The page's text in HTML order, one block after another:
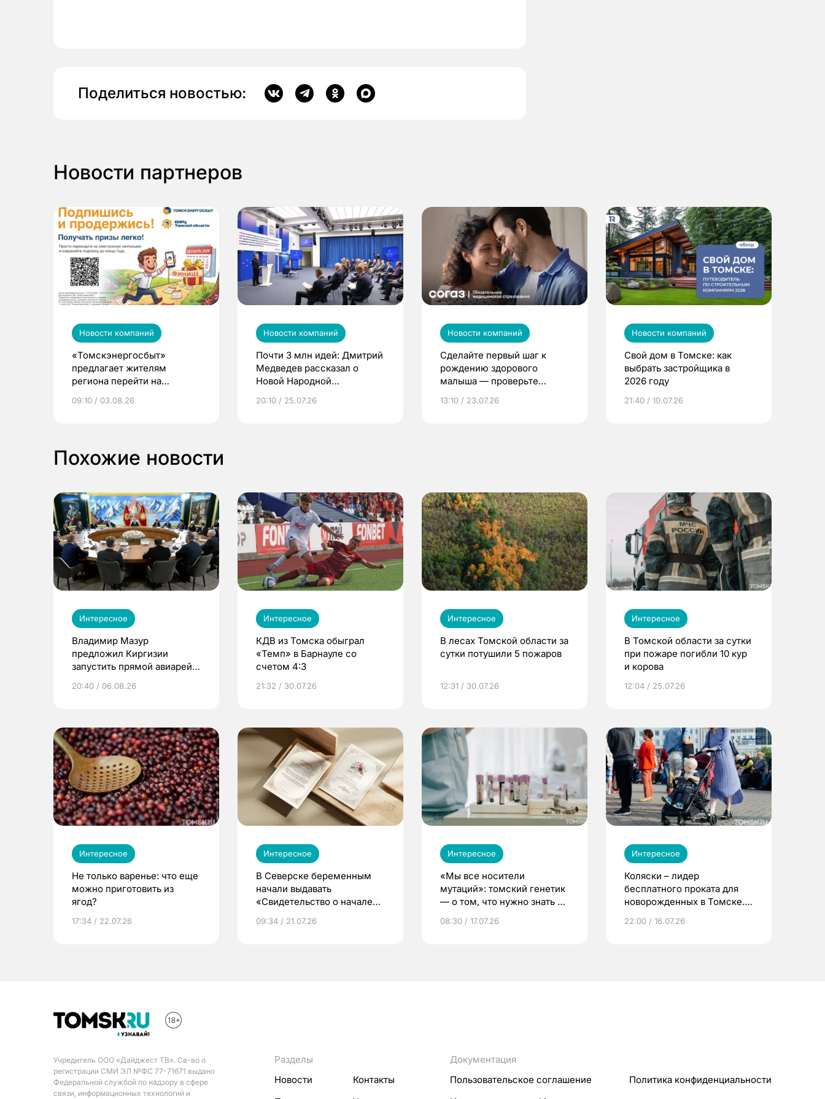
Поделиться новостью:
Новости партнеров
Новости компаний
«Томскэнергосбыт»
предлагает жителям
региона перейти на
выиграть призы
09:10 / 03.08.26
Новости компаний
Почти 3 млн идей: Дмитрий
Медведев рассказал о
Новой Народной
20:10 / 25.07.26
Новости компаний
Сделайте первый шаг к
рождению здорового
малыша — проверьте
по ОМС!
13:10 / 23.07.26
Новости компаний
Свой дом в Томске: как
выбрать застройщика в
2026 году
21:40 / 10.07.26
Похожие новости
Интересное
Владимир Мазур
предложил Киргизии
запустить прямой авиарейс
20:40 / 06.08.26
Интересное
КДВ из Томска обыграл
«Темп» в Барнауле со
счетом 4:3
21:32 / 30.07.26
Интересное
В лесах Томской области за
сутки потушили 5 пожаров
12:31 / 30.07.26
Интересное
В Томской области за сутки
при пожаре погибли 10 кур
и корова
12:04 / 25.07.26
Интересное
Не только варенье: что еще
можно приготовить из
ягод?
17:34 / 22.07.26
Интересное
В Северске беременным
начали выдавать
«Свидетельство о начале
09:34 / 21.07.26
Интересное
«Мы все носители
мутаций»: томский генетик
— о том, что нужно знать до
08:30 / 17.07.26
Интересное
Коляски – лидер
бесплатного проката для
новорожденных в Томске.
22:00 / 16.07.26
Учредитель ООО «Дайджест ТВ». Св-во о
регистрации СМИ ЭЛ №ФС 77-71671 выдано
Федеральной службой по надзору в сфере
связи, информационных технологий и
Разделы
Новости
Контакты
Документация
Пользовательское соглашение
Политика конфиденциальности